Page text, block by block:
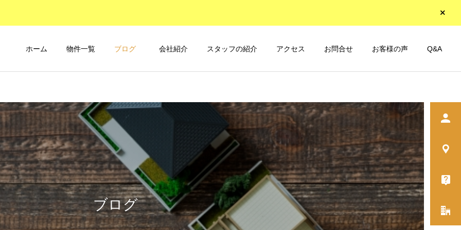
ホーム 物件一覧 ブログ 会社紹介 スタッフの紹介 アクセス お問合せ お客様の声 Q&A
ブログ